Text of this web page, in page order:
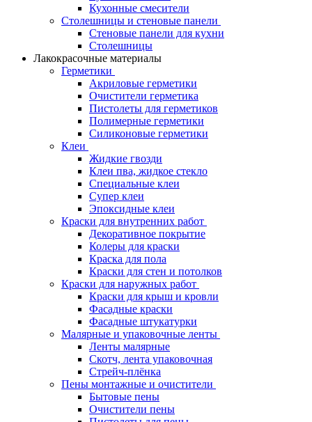
Кухонные смесители
Столешницы и стеновые панели
Стеновые панели для кухни
Столешницы
Лакокрасочные материалы
Герметики
Акриловые герметики
Очистители герметика
Пистолеты для герметиков
Полимерные герметики
Силиконовые герметики
Клеи
Жидкие гвозди
Клеи пва, жидкое стекло
Специальные клеи
Супер клеи
Эпоксидные клеи
Краски для внутренних работ
Декоративное покрытие
Колеры для краски
Краска для пола
Краски для стен и потолков
Краски для наружных работ
Краски для крыш и кровли
Фасадные краски
Фасадные штукатурки
Малярные и упаковочные ленты
Ленты малярные
Скотч, лента упаковочная
Стрейч-плёнка
Пены монтажные и очистители
Бытовые пены
Очистители пены